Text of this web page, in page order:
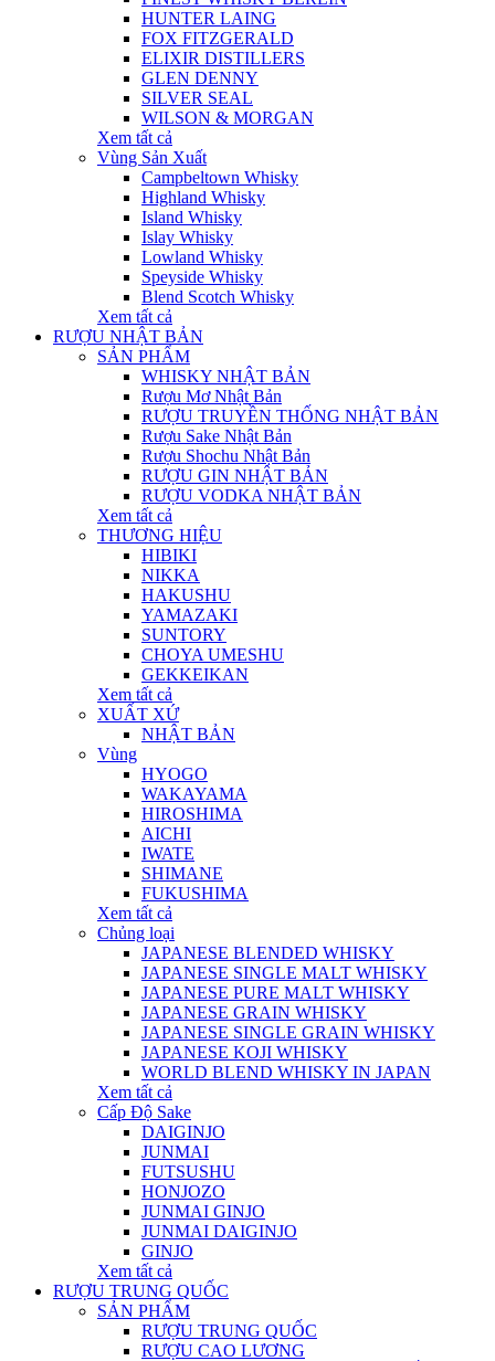
HUNTER LAING
FOX FITZGERALD
ELIXIR DISTILLERS
GLEN DENNY
SILVER SEAL
WILSON & MORGAN
Xem tất cả
Vùng Sản Xuất
Campbeltown Whisky
Highland Whisky
Island Whisky
Islay Whisky
Lowland Whisky
Speyside Whisky
Blend Scotch Whisky
Xem tất cả
RƯỢU NHẬT BẢN
SẢN PHẨM
WHISKY NHẬT BẢN
Rượu Mơ Nhật Bản
RƯỢU TRUYỀN THỐNG NHẬT BẢN
Rượu Sake Nhật Bản
Rượu Shochu Nhật Bản
RƯỢU GIN NHẬT BẢN
RƯỢU VODKA NHẬT BẢN
Xem tất cả
THƯƠNG HIỆU
HIBIKI
NIKKA
HAKUSHU
YAMAZAKI
SUNTORY
CHOYA UMESHU
GEKKEIKAN
Xem tất cả
XUẤT XỨ
NHẬT BẢN
Vùng
HYOGO
WAKAYAMA
HIROSHIMA
AICHI
IWATE
SHIMANE
FUKUSHIMA
Xem tất cả
Chủng loại
JAPANESE BLENDED WHISKY
JAPANESE SINGLE MALT WHISKY
JAPANESE PURE MALT WHISKY
JAPANESE GRAIN WHISKY
JAPANESE SINGLE GRAIN WHISKY
JAPANESE KOJI WHISKY
WORLD BLEND WHISKY IN JAPAN
Xem tất cả
Cấp Độ Sake
DAIGINJO
JUNMAI
FUTSUSHU
HONJOZO
JUNMAI GINJO
JUNMAI DAIGINJO
GINJO
Xem tất cả
RƯỢU TRUNG QUỐC
SẢN PHẨM
RƯỢU TRUNG QUỐC
RƯỢU CAO LƯƠNG